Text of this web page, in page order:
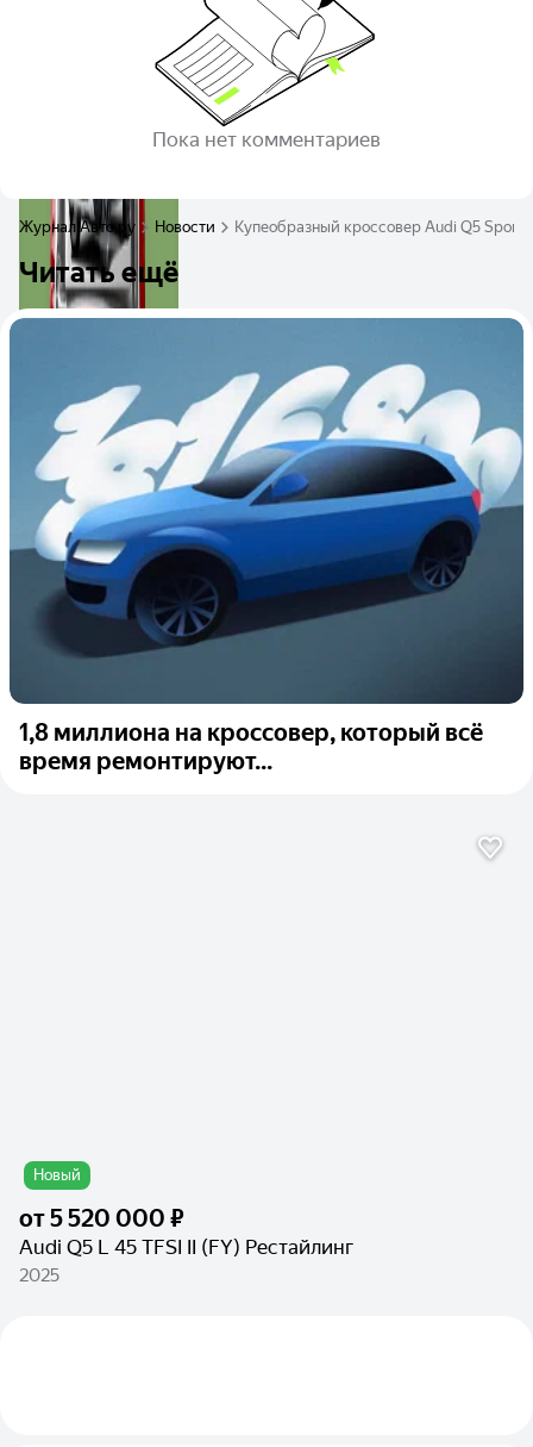
Пока нет комментариев
Журнал Авто.ру Новости Купеобразный кроссовер Audi Q5
Читать ещё
1,8 миллиона на кроссовер, который всё
время ремонтируют...
Новый
от5 520 000 ₽
Audi Q5 L 45 TFSI II (FY) Рестайлинг
2025